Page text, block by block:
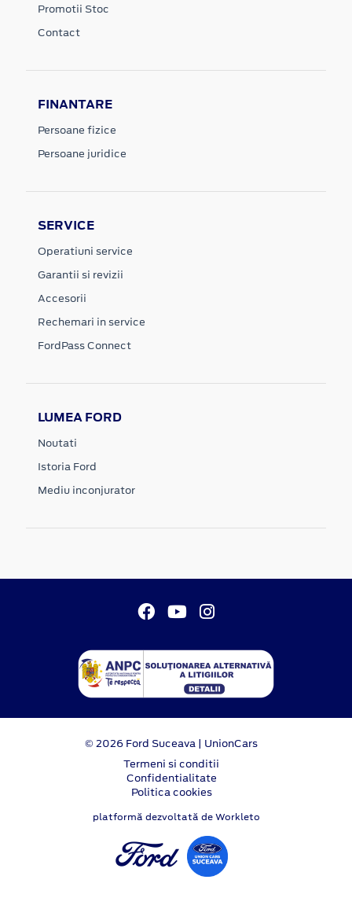
Promotii Stoc
Contact
FINANTARE
Persoane fizice
Persoane juridice
SERVICE
Operatiuni service
Garantii si revizii
Accesorii
Rechemari in service
FordPass Connect
LUMEA FORD
Noutati
Istoria Ford
Mediu inconjurator
© 2026 Ford Suceava | UnionCars
Termeni si conditii
Confidentialitate
Politica cookies
platformă dezvoltată de Workleto